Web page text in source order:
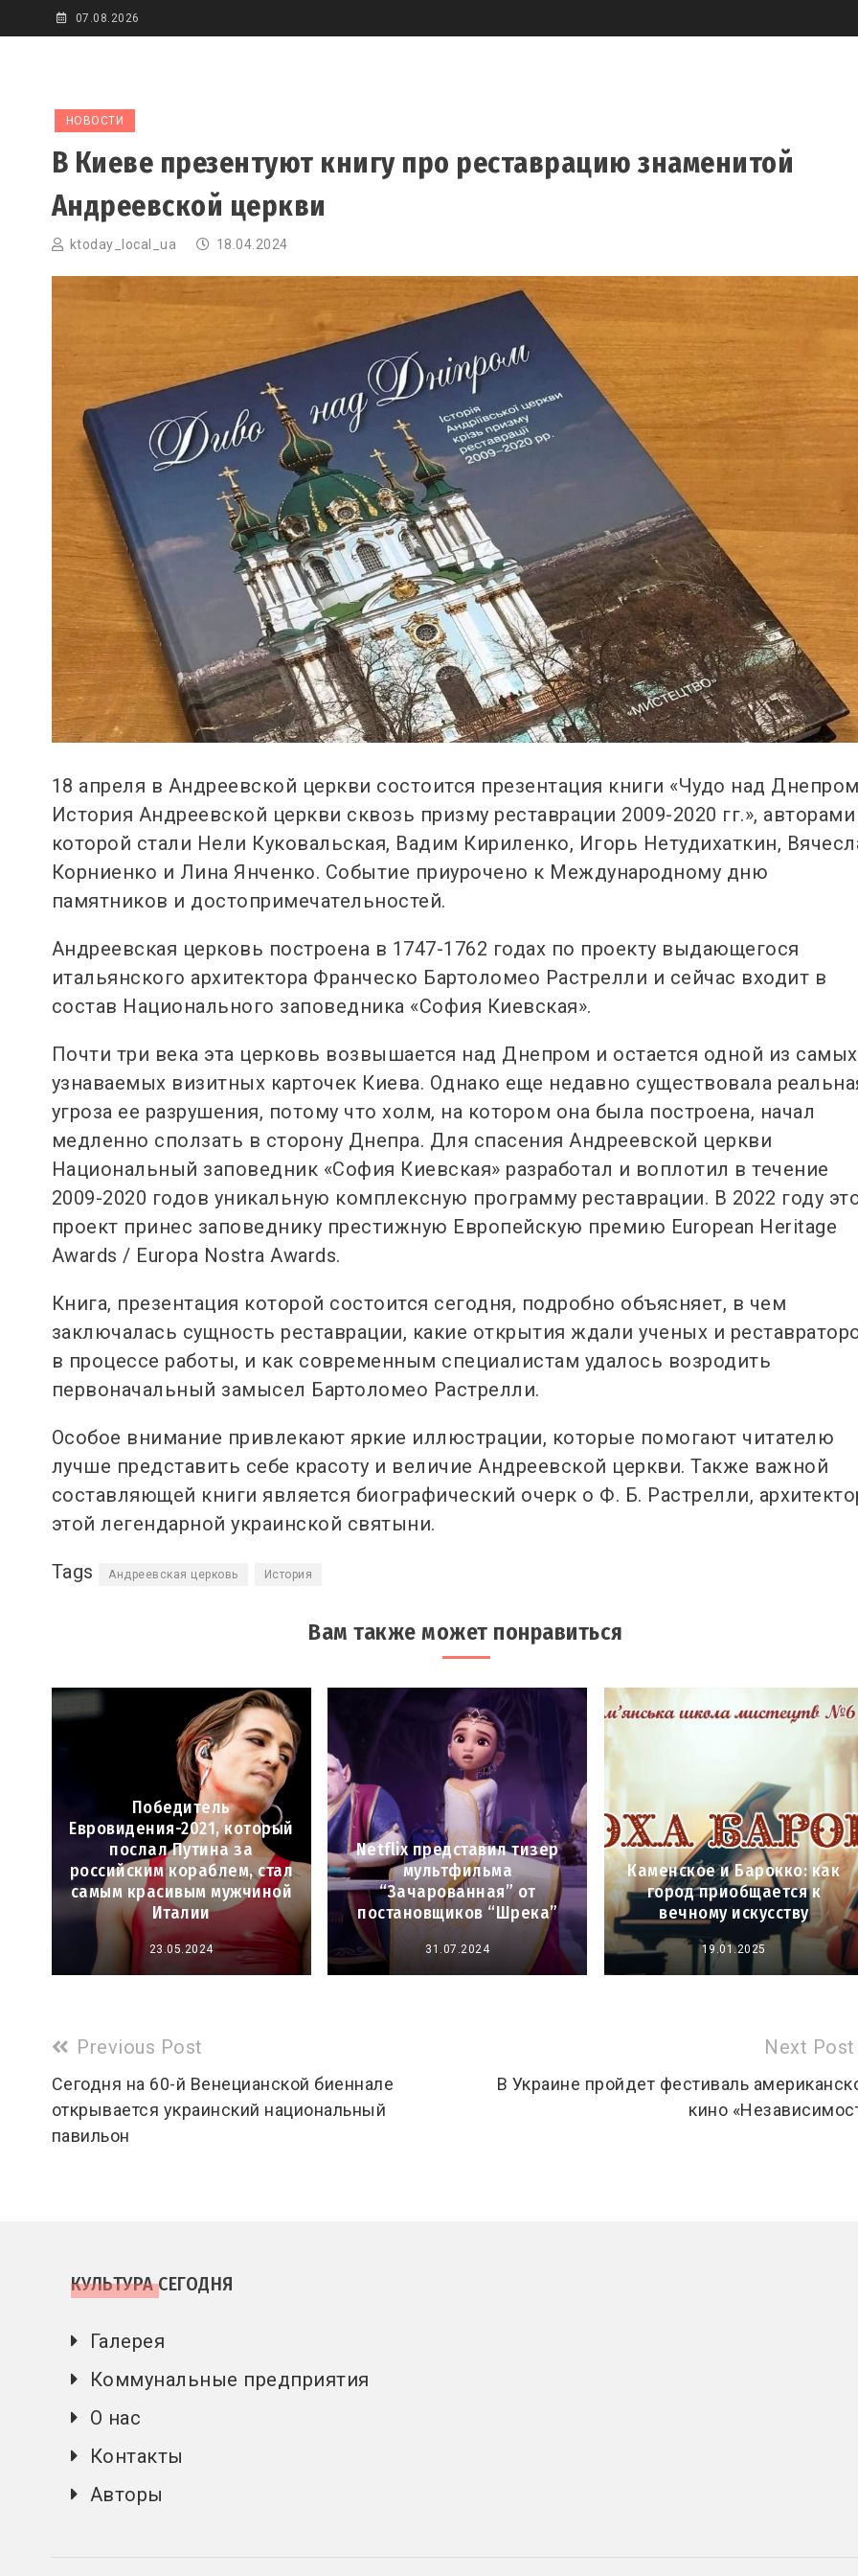
to
07.08.2026
НОВОСТИ
В Киеве презентуют книгу про реставрацию знаменитой
Андреевской церкви
ktoday_local_ua 18.04.2024
18 апреля в Андреевской церкви состоится презентация книги «Чудо над
История Андреевской церкви сквозь призму реставрации 2009-2020 гг.», авторами
которой стали Нели Куковальская, Вадим Кириленко, Игорь Нетудихаткин,
Корниенко и Лина Янченко. Событие приурочено к Международному дню
памятников и достопримечательностей.
Андреевская церковь построена в 1747-1762 годах по проекту выдающегося
итальянского архитектора Франческо Бартоломео Растрелли и сейчас входит в
состав Национального заповедника «София Киевская».
Почти три века эта церковь возвышается над Днепром и остается одной из самых
узнаваемых визитных карточек Киева. Однако еще недавно существовала
угроза ее разрушения, потому что холм, на котором она была построена, начал
медленно сползать в сторону Днепра. Для спасения Андреевской церкви
Национальный заповедник «София Киевская» разработал и воплотил в течение
2009-2020 годов уникальную комплексную программу реставрации. В 2022 году
проект принес заповеднику престижную Европейскую премию European Heritage
Awards / Europa Nostra Awards.
Книга, презентация которой состоится сегодня, подробно объясняет, в чем
заключалась сущность реставрации, какие открытия ждали ученых и
в процессе работы, и как современным специалистам удалось возродить
первоначальный замысел Бартоломео Растрелли.
Особое внимание привлекают яркие иллюстрации, которые помогают читателю
лучше представить себе красоту и величие Андреевской церкви. Также важной
составляющей книги является биографический очерк о Ф. Б. Растрелли,
этой легендарной украинской святыни.
Tags Андреевская церковь История
Вам также может понравиться
Победитель
Евровидения-2021, который
послал Путина за
российским кораблем, стал
самым красивым мужчиной
Италии
23.05.2024
Netflix представил тизер
мультфильма
“Зачарованная” от
постановщиков “Шрека”
31.07.2024
Каменское и Барокко: как
город приобщается к
вечному искусству
19.01.2025
Read
more
articles
Previous Post
Сегодня на 60-й Венецианской биеннале
открывается украинский национальный
павильон
Next Post
В Украине пройдет фестиваль
кино
КУЛЬТУРА СЕГОДНЯ
Галерея
Коммунальные предприятия
О нас
Контакты
Авторы